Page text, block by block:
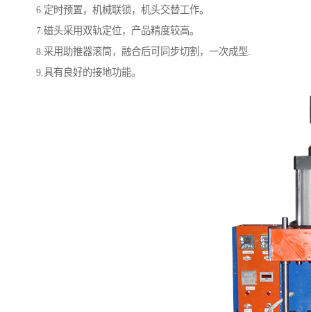
6.定时预置，机械联锁，机头交替工作。
7.磁头采用双轨定位，产品精度较高。
8.采用助推器滚筒，融合后可同步切割，一次成型.
9.具有良好的接地功能。